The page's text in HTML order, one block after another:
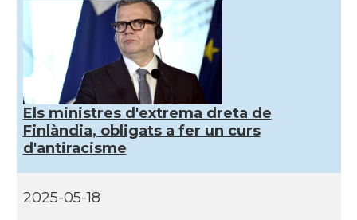
Els ministres d'extrema dreta de
Finlàndia, obligats a fer un curs
d'antiracisme
2025-05-18